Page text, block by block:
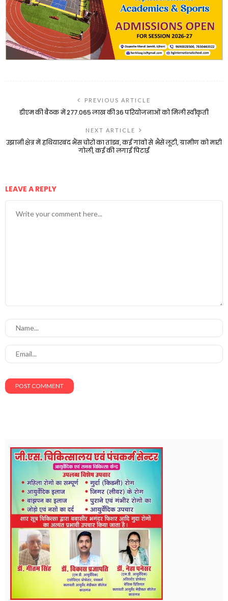
PREVIOUS ARTICLE
डीएम की बैठक में 277.065 लाख की 36 परियोजनाओं को मिली स्वीकृती
NEXT ARTICLE
उझानी क्षेत्र में हथियारबंद भैंस चोरों का तांडव, कई गांवों से भैसें लूटी, ग्रामीण को मारी
गोली, कई की लगाई पिटाई
LEAVE A REPLY